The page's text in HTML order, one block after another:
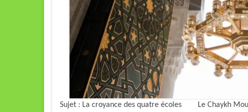
Sujet : La croyance des quatre écoles Le Chaykh